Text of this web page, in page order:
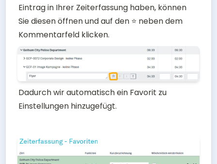
Eintrag in Ihrer Zeiterfassung haben, können
Sie diesen öffnen und auf den ⭐ neben dem
Kommentarfeld klicken.
Dadurch wir automatisch ein Favorit zu
Einstellungen hinzugefügt.